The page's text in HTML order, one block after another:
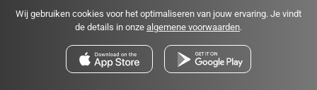
Wij gebruiken cookies voor het optimaliseren van jouw ervaring. Je vindt
de details in onze algemene voorwaarden.